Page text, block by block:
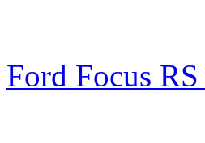
Ford Focus